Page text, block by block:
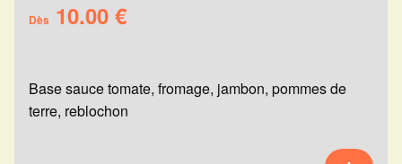
Dès 10.00 €
Base sauce tomate, fromage, jambon, pommes de
terre, reblochon